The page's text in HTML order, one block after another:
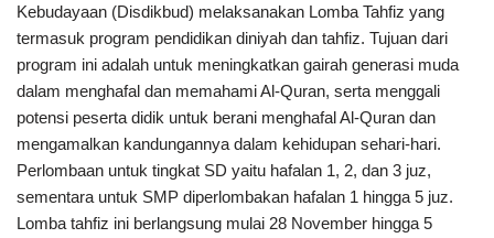
Kebudayaan (Disdikbud) melaksanakan Lomba Tahfiz yang
termasuk program pendidikan diniyah dan tahfiz. Tujuan dari
program ini adalah untuk meningkatkan gairah generasi muda
dalam menghafal dan memahami Al-Quran, serta menggali
potensi peserta didik untuk berani menghafal Al-Quran dan
mengamalkan kandungannya dalam kehidupan sehari-hari.
Perlombaan untuk tingkat SD yaitu hafalan 1, 2, dan 3 juz,
sementara untuk SMP diperlombakan hafalan 1 hingga 5 juz.
Lomba tahfiz ini berlangsung mulai 28 November hingga 5